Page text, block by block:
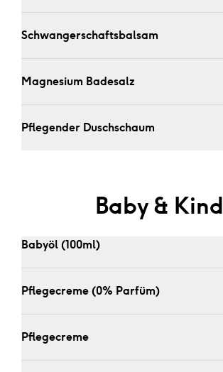
Schwangerschaftsbalsam
Magnesium Badesalz
Pflegender Duschschaum
Baby & Kind
Babyöl (100ml)
Pflegecreme (0% Parfüm)